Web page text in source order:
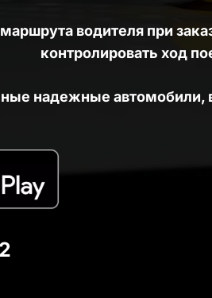
водителя при
контролировать ход
надежные